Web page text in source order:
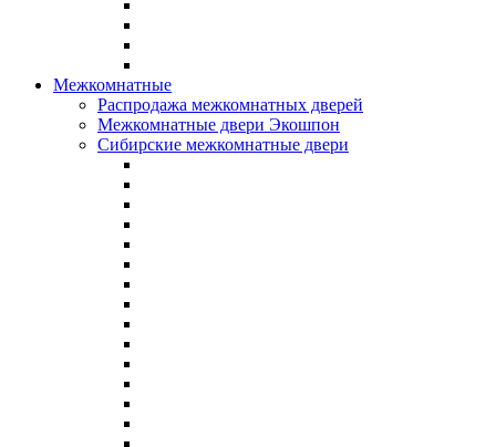
Межкомнатные
Распродажа межкомнатных дверей
Межкомнатные двери Экошпон
Сибирские межкомнатные двери